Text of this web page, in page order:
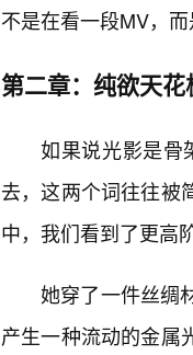
不是在看一段MV，
第二章：纯欲天
如果说光影是骨
去，这两个词往往被
中，我们看到了更高
她穿了一件丝绸
产生一种流动的金属